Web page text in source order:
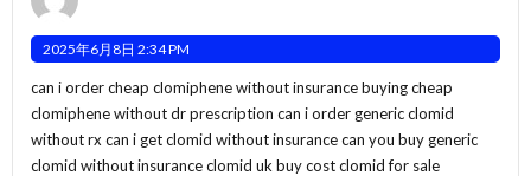
2025年6月8日 2:34 PM
can i order cheap clomiphene without insurance buying cheap
clomiphene without dr prescription can i order generic clomid
without rx can i get clomid without insurancecan you buy generic
clomid without insurance clomid uk buy cost clomid for sale